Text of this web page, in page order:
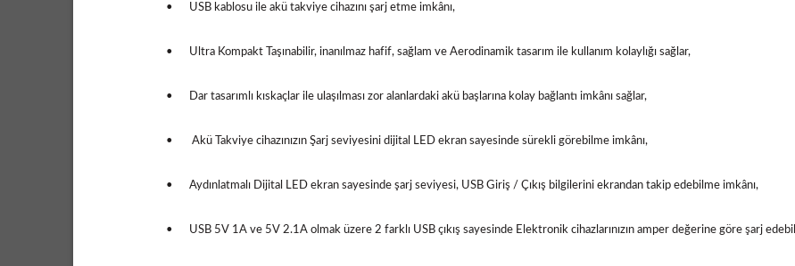
• USB kablosu ile akü takviye cihazını şarj etme imkânı,
• Ultra Kompakt Taşınabilir, inanılmaz hafif, sağlam ve Aerodinamik tasarım ile kullanım kolaylığı sağlar,
• Dar tasarımlı kıskaçlar ile ulaşılması zor alanlardaki akü başlarına kolay bağlantı imkânı sağlar,
• Akü Takviye cihazınızın Şarj seviyesini dijital LED ekran sayesinde sürekli görebilme imkânı,
• Aydınlatmalı Dijital LED ekran sayesinde şarj seviyesi, USB Giriş / Çıkış bilgilerini ekrandan takip edebilme imkânı,
• USB 5V 1A ve 5V 2.1A olmak üzere 2 farklı USB çıkış sayesinde Elektronik cihazlarınızın amper değerine göre şarj